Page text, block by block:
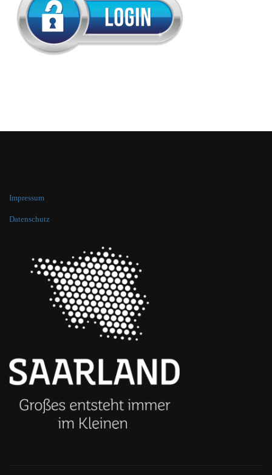
Impressum
Datenschutz